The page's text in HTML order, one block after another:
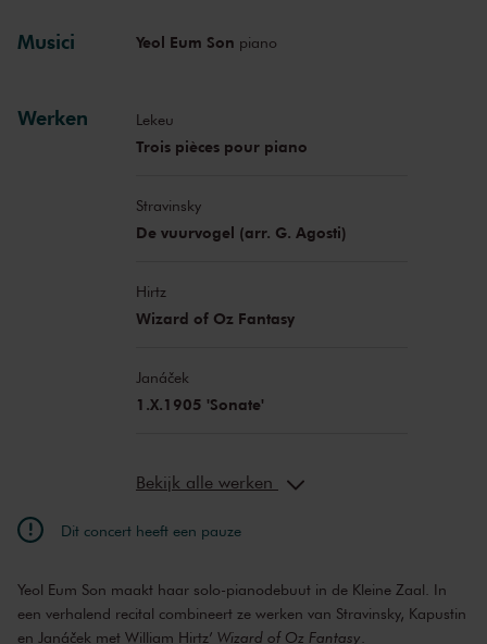
Musici Yeol Eum Son piano
Werken Lekeu
Trois pièces pour piano
Stravinsky
De vuurvogel (arr. G. Agosti)
Hirtz
Wizard of Oz Fantasy
Janáček
1.X.1905 'Sonate'
Bekijk alle werken
Dit concert heeft een pauze
Yeol Eum Son maakt haar solo-pianodebuut in de Kleine Zaal. In
een verhalend recital combineert ze werken van Stravinsky, Kapustin
en Janáček met William Hirtz’ Wizard of Oz Fantasy